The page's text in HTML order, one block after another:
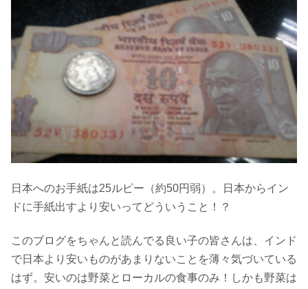
日本へのお手紙は25ルピー（約50円弱）。日本からイン
ドに手紙出すより安いってどういうこと！？
このブログをちゃんと読んでる良い子の皆さんは、インド
で日本より安いものがあまりないことを薄々気づいている
はず。安いのは野菜とローカルの食事のみ！しかも野菜は